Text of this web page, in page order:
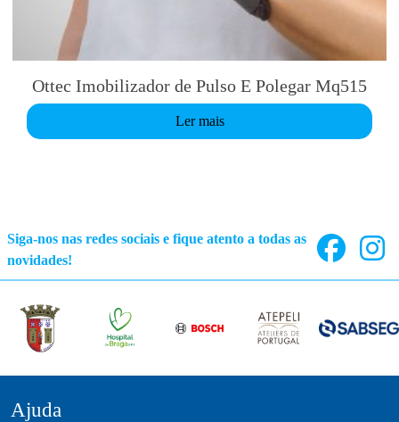
Ottec Imobilizador de Pulso E Polegar Mq515
Ler mais
Siga-nos nas redes sociais e fique atento a todas as
novidades!
Ajuda